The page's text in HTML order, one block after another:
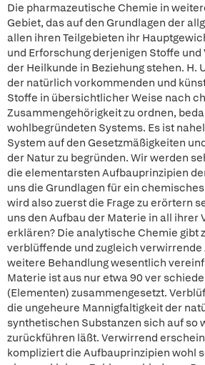
Die pharmazeutische Chemie in
Gebiet, das auf den Grundlagen der
allen ihren Teilgebieten ihr
und Erforschung derjenigen Stoffe und
der Heilkunde in Beziehung stehen. H.
der natürlich vorkommenden und
Stoffe in übersichtlicher Weise nach
Zusammengehörigkeit zu ordnen,
wohlbegründeten Systems. Es ist
System auf den Gesetzmäßigkeiten
der Natur zu begründen. Wir werden
die elementarsten Aufbauprinzipien
uns die Grundlagen für ein
wird also zuerst die Frage zu erörtern
uns den Aufbau der Materie in all ihrer
erklären? Die analytische Chemie gibt
verblüffende und zugleich verwirrende
weitere Behandlung wesentlich
Materie ist aus nur etwa 90 ver
(Elementen) zusammengesetzt.
die ungeheure Mannigfaltigkeit der
synthetischen Substanzen sich auf so
zurückführen läßt. Verwirrend
kompliziert die Aufbauprinzipien wohl